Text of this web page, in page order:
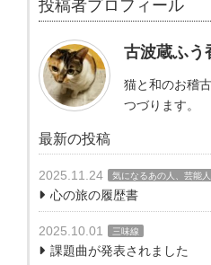
投稿者プロフィール
古波蔵ふう
猫と和のお稽
つづります。
最新の投稿
2025.11.24 気になるあの人、芸能人
心の旅の履歴書
2025.10.01 三味線
課題曲が発表されました